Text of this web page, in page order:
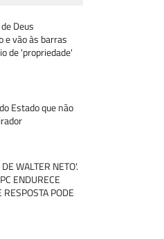
Deus
e vão às barras
de 'propriedade'
Estado que não
WALTER NETO'.
ENDURECE
PODE